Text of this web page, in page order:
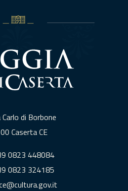
di Borbone
Caserta CE
0823 448084
0823 324185